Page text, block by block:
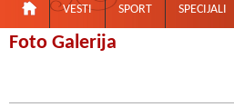
VESTI SPORT SPECIJALI
Foto Galerija